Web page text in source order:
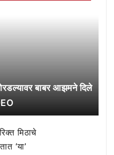
बाबर आझमने दिले
मिठाचे
‘या’